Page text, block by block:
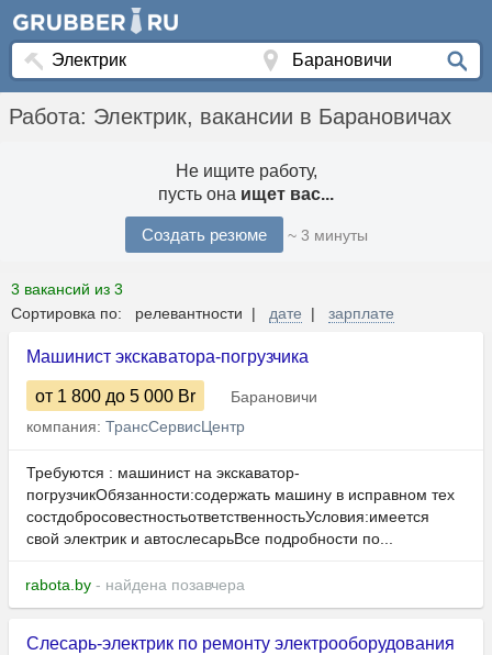
Работа: Электрик, вакансии в Барановичах
Не ищите работу,
пусть она ищет вас...
Создать резюме ~ 3 минуты
3 вакансий из 3
Сортировка по: релевантности | дате | зарплате
Машинист экскаватора-погрузчика
от 1 800 до 5 000 Br
Барановичи
компания: ТрансСервисЦентр
Требуются : машинист на экскаватор-
погрузчикОбязанности:содержать машину в исправном тех
состдобросовестностьответственностьУсловия:имеется
свой электрик и автослесарьВсе подробности по...
rabota.by - найдена позавчера
Слесарь-электрик по ремонту электрооборудования